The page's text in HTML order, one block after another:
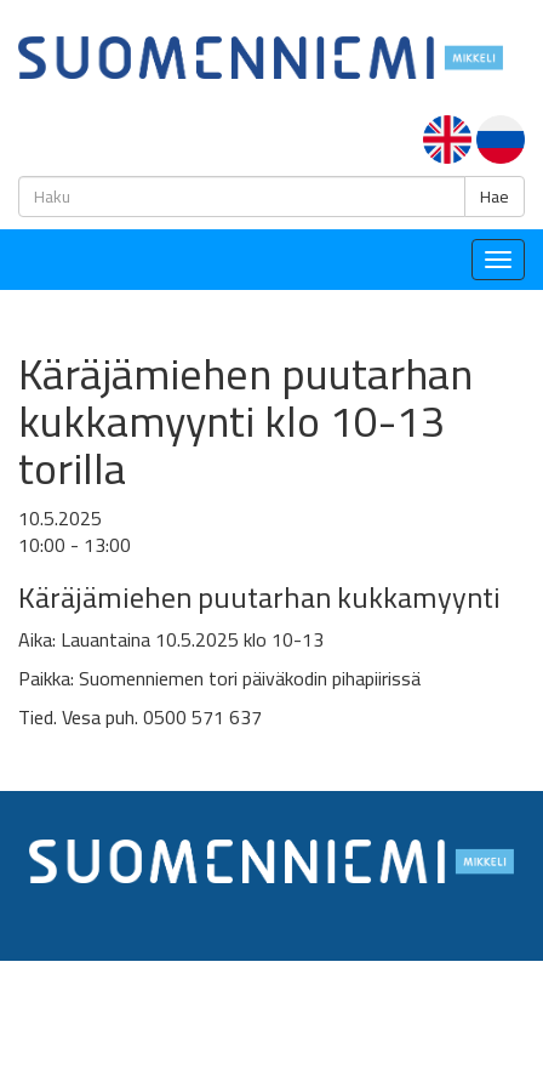
Hae
Käräjämiehen puutarhan
kukkamyynti klo 10-13
torilla
10.5.2025
10:00 - 13:00
Käräjämiehen puutarhan kukkamyynti
Aika: Lauantaina 10.5.2025 klo 10-13
Paikka: Suomenniemen tori päiväkodin pihapiirissä
Tied. Vesa puh. 0500 571 637